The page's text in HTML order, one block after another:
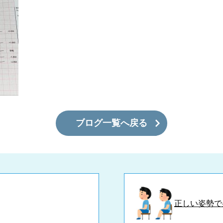
ブログ一覧へ戻る
正しい姿勢